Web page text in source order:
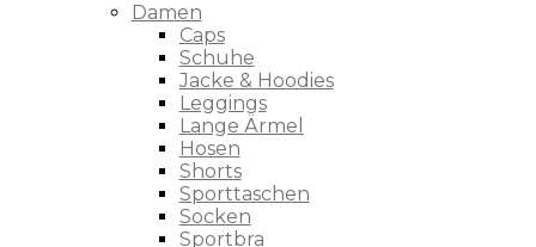
Damen
Caps
Schuhe
Jacke & Hoodies
Leggings
Lange Ärmel
Hosen
Shorts
Sporttaschen
Socken
Sportbra